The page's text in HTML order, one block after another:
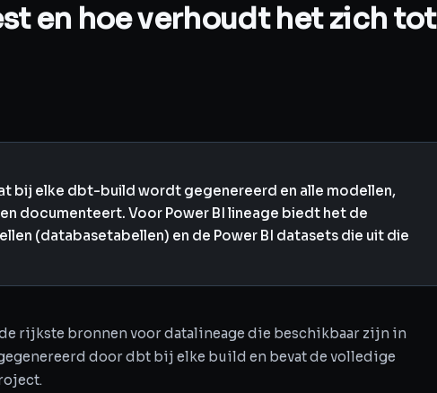
en hoe verhoudt het zich tot
bij elke dbt-build wordt gegenereerd en alle modellen,
documenteert. Voor Power BI lineage biedt het de
(databasetabellen) en de Power BI datasets die uit die
de rijkste bronnen voor datalineage die beschikbaar zijn in
door dbt bij elke build en bevat de volledige